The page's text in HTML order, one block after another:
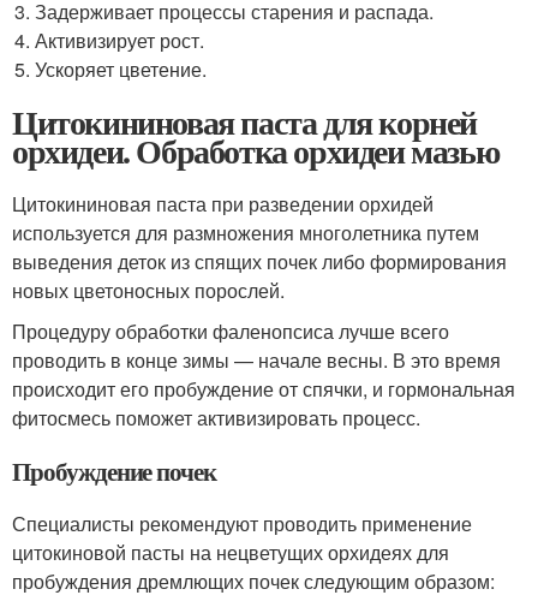
Задерживает процессы старения и распада.
Активизирует рост.
Ускоряет цветение.
Цитокининовая паста для корней
орхидеи. Обработка орхидеи мазью
Цитокининовая паста при разведении орхидей
используется для размножения многолетника путем
выведения деток из спящих почек либо формирования
новых цветоносных порослей.
Процедуру обработки фаленопсиса лучше всего
проводить в конце зимы — начале весны. В это время
происходит его пробуждение от спячки, и гормональная
фитосмесь поможет активизировать процесс.
Пробуждение почек
Специалисты рекомендуют проводить применение
цитокиновой пасты на нецветущих орхидеях для
пробуждения дремлющих почек следующим образом: